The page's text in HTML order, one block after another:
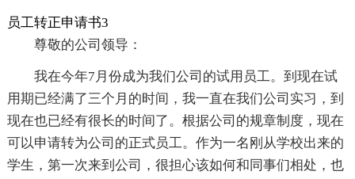
员工转正申请书3
尊敬的公司领导：
我在今年7月份成为我们公司的试用员工。到现在试
用期已经满了三个月的时间，我一直在我们公司实习，到
现在也已经有很长的时间了。根据公司的规章制度，现在
可以申请转为公司的正式员工。作为一名刚从学校出来的
学生，第一次来到公司，很担心该如何和同事们相处，也